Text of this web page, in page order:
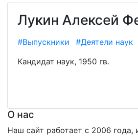
Лукин Алексей
#Выпускники #Деятели наук
Кандидат наук, 1950 гв.
О нас
Наш сайт работает с 2006 года,